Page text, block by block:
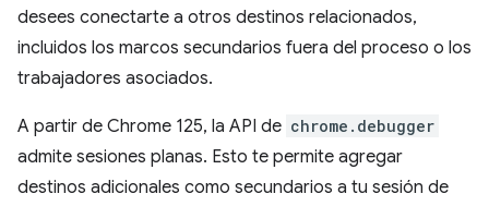
desees conectarte a otros destinos relacionados,
incluidos los marcos secundarios fuera del proceso o los
trabajadores asociados.
A partir de Chrome 125, la API de chrome.debugger
admite sesiones planas. Esto te permite agregar
destinos adicionales como secundarios a tu sesión de